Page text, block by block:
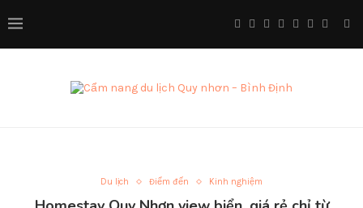
Du lịch Điểm đến Kinh nghiệm